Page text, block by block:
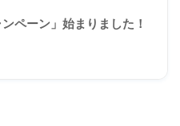
ンペーン」始まりました！